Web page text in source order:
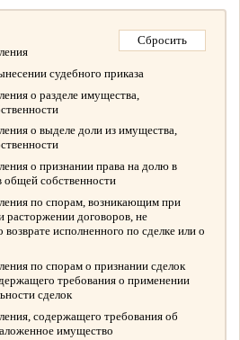
судебного приказа
о разделе имущества,
о выделе доли из имущества,
о признании права на долю в
собственности
по спорам, возникающим при
расторжении договоров, не
исполненного по сделке или о
по спорам о признании сделок
требования о применении
сделок
содержащего требования об
имущество